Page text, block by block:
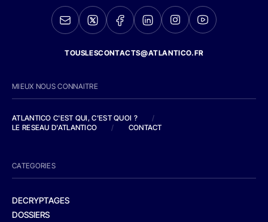
TOUSLESCONTACTS@ATLANTICO.FR
MIEUX NOUS CONNAITRE
ATLANTICO C'EST QUI, C'EST QUOI ?
/
LE RESEAU D'ATLANTICO
/ CONTACT
CATEGORIES
DECRYPTAGES
DOSSIERS